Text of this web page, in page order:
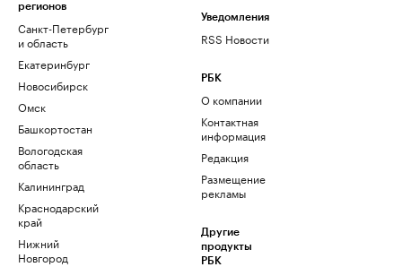
регионов
Санкт-Петербург
и область
Екатеринбург
Новосибирск
Омск
Башкортостан
Вологодская
область
Калининград
Краснодарский
край
Нижний
Новгород
Уведомления
RSS Новости
РБК
О компании
Контактная
информация
Редакция
Размещение
рекламы
Другие
продукты
РБК